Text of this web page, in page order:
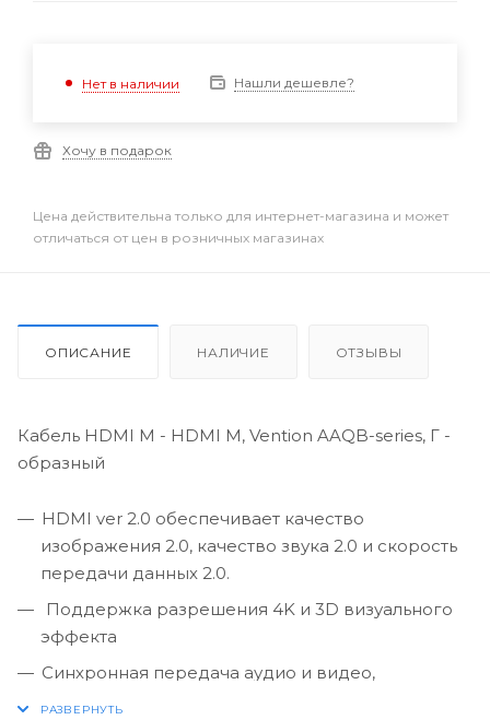
Нет в наличии Нашли дешевле?
Хочу в подарок
Цена действительна только для интернет-магазина и может
отличаться от цен в розничных магазинах
ОПИСАНИЕ НАЛИЧИЕ ОТЗЫВЫ
Кабель HDMI M - HDMI M, Vention AAQB-series, Г -
образный
HDMI ver 2.0 обеспечивает качество
изображения 2.0, качество звука 2.0 и скорость
передачи данных 2.0.
эффекта
Синхронная передача аудио и видео,